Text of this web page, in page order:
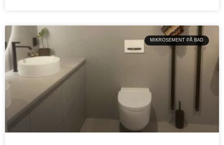
MIKROSEMENT PÅ BAD